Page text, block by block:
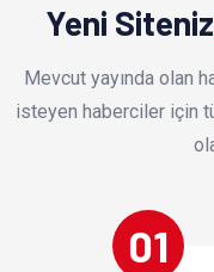
Yeni Siteniz
Mevcut yayında olan
isteyen haberciler için
01